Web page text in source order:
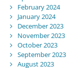
February 2024
January 2024
December 2023
November 2023
October 2023
September 2023
August 2023